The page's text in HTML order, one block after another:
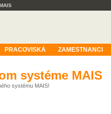
PRACOVISKÁ ZAMESTNANCI
systéme MAIS
systému MAIS!